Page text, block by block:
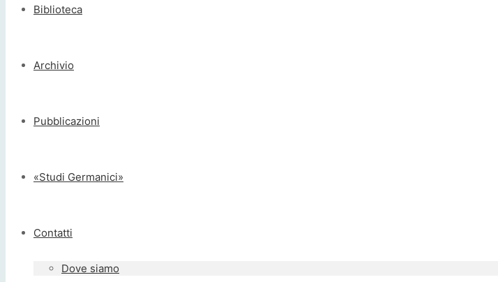
Biblioteca
Archivio
Pubblicazioni
«Studi Germanici»
Contatti
Dove siamo